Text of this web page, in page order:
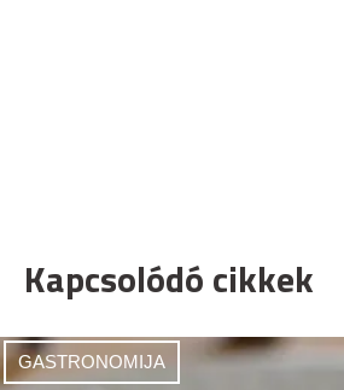
Kapcsolódó cikkek
GASTRONOMIJA